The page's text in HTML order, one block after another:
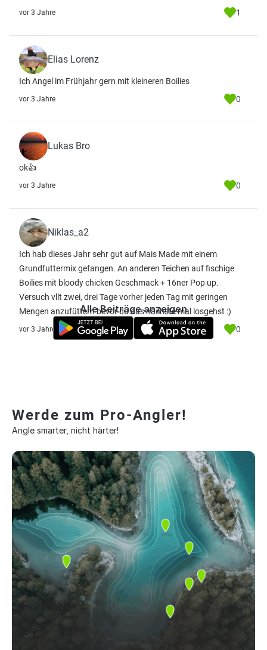
vor 3 Jahre 1
Elias Lorenz
Ich Angel im Frühjahr gern mit kleineren Boilies
vor 3 Jahre 0
Lukas Bro
ok👍
vor 3 Jahre 0
Niklas_a2
Ich hab dieses Jahr sehr gut auf Mais Made mit einem
Grundfuttermix gefangen. An anderen Teichen auf fischige
Boilies mit bloody chicken Geschmack + 16ner Pop up.
Versuch vllt zwei, drei Tage vorher jeden Tag mit geringen
Mengen anzufüttern bevor du das nächste mal losgehst :)
vor 3 Jahre 0
Alle Beiträge anzeigen
Werde zum Pro-Angler!
Angle smarter, nicht härter!